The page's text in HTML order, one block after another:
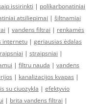
issirinkti | polikarbonatiniai
atsiliepimai | šiltnamiai
| vandens filtrai | renkamės
internetu | geriausias ėdalas
| straipsniai |
| filtru nauda | vandens
| kanalizacijos kvapas |
su ciuozykla | efektyvio
| brita vandens filtrai |